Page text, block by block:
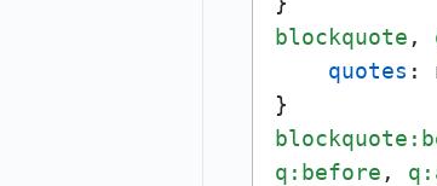
blockquote ,
quotes :
blockquote
q :before , q